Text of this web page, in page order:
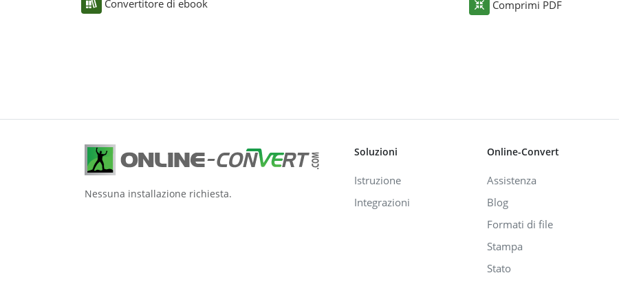
Convertitore di ebook Comprimi PDF
Nessuna installazione richiesta.
Soluzioni
Istruzione
Integrazioni
Online-Convert
Assistenza
Blog
Formati di file
Stampa
Stato